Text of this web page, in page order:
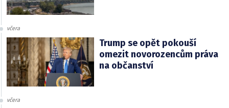
včera
Trump se opět pokouší
omezit novorozencům práva
na občanství
včera